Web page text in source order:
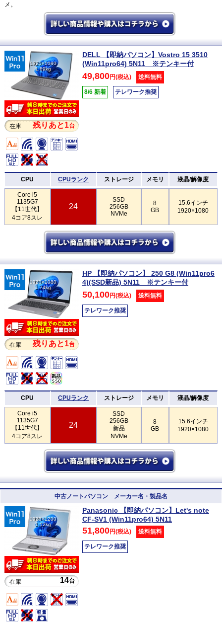
メ。
1920×1080
1.69kg
在庫 残りあと1台
DELL 【即納パソコン】Vostro 15 3510
(Win11pro64) 5N11 ※テンキー付
49,800円(税込) 送料無料
8/6 新着 テレワーク推奨
CPU CPUランク ストレージ メモリ 液晶/解像度
Core i5
1135G7
【11世代】
4コア8スレ
24
SSD
256GB
NVMe
8
GB
15.6インチ
1920×1080
1920×1080
1.74kg
在庫 残りあと1台
HP 【即納パソコン】 250 G8 (Win11pro6
4)(SSD新品) 5N11 ※テンキー付
50,100円(税込) 送料無料
テレワーク推奨
CPU CPUランク ストレージ メモリ 液晶/解像度
Core i5
1135G7
【11世代】
4コア8スレ
24
SSD
256GB
新品
NVMe
8
GB
15.6インチ
1920×1080
中古ノートパソコン メーカー名・製品名
1920×1200
1.12kg
在庫 14台
Panasonic 【即納パソコン】Let's note
CF-SV1 (Win11pro64) 5N11
51,800円(税込) 送料無料
テレワーク推奨